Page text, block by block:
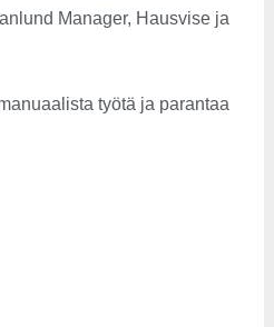
Manager, Hausvise ja
työtä ja parantaa